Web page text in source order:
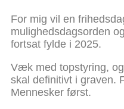
For mig vil en
mulighedsdagsorden
fortsat fylde i 2025.
Væk med topstyring,
skal definitivt i graven.
Mennesker først.